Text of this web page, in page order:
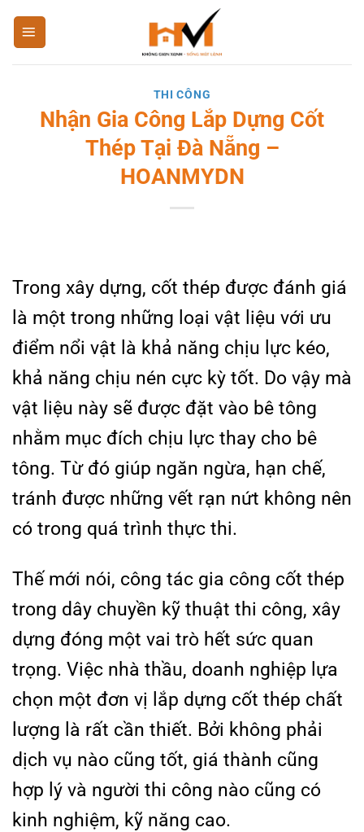
qua
nội
THI CÔNG
Nhận Gia Công Lắp Dựng Cốt
Thép Tại Đà Nẵng –
HOANMYDN
Trong xây dựng, cốt thép được đánh giá
là một trong những loại vật liệu với ưu
điểm nổi vật là khả năng chịu lực kéo,
khả năng chịu nén cực kỳ tốt. Do vậy mà
vật liệu này sẽ được đặt vào bê tông
nhằm mục đích chịu lực thay cho bê
tông. Từ đó giúp ngăn ngừa, hạn chế,
tránh được những vết rạn nứt không nên
có trong quá trình thực thi.
Thế mới nói, công tác gia công cốt thép
trong dây chuyền kỹ thuật thi công, xây
dựng đóng một vai trò hết sức quan
trọng. Việc nhà thầu, doanh nghiệp lựa
chọn một đơn vị lắp dựng cốt thép chất
lượng là rất cần thiết. Bởi không phải
dịch vụ nào cũng tốt, giá thành cũng
hợp lý và người thi công nào cũng có
kinh nghiệm, kỹ năng cao.